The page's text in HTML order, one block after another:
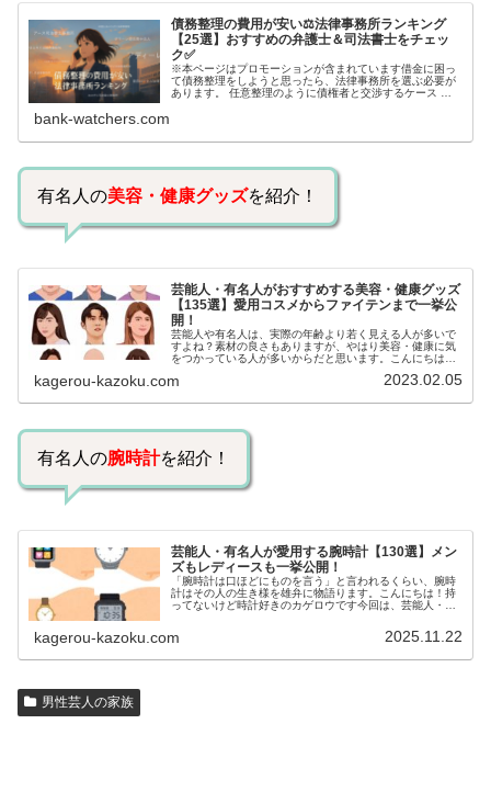
債務整理の費用が安い⚖️法律事務所ランキング
【25選】おすすめの弁護士＆司法書士をチェッ
ク✅
※本ページはプロモーションが含まれています借金に困っ
て債務整理をしようと思ったら、法律事務所を選ぶ必要が
あります。 任意整理のように債権者と交渉するケース 自
bank-watchers.com
有名人の美容・健康グッズを紹介！
芸能人・有名人がおすすめする美容・健康グッズ
【135選】愛用コスメからファイテンまで一挙公
開！
芸能人や有名人は、実際の年齢より若く見える人が多いで
すよね？素材の良さもありますが、やはり美容・健康に気
をつかっている人が多いからだと思います。こんにちは！
いるのでしょうか？今回は、芸能人…
kagerou-kazoku.com 2023.02.05
有名人の腕時計を紹介！
芸能人・有名人が愛用する腕時計【130選】メン
ズもレディースも一挙公開！
「腕時計は口ほどにものを言う」と言われるくらい、腕時
計はその人の生き様を雄弁に物語ります。こんにちは！持
ってないけど時計好きのカゲロウです今回は、芸能人・有
kagerou-kazoku.com 2025.11.22
男性芸人の家族